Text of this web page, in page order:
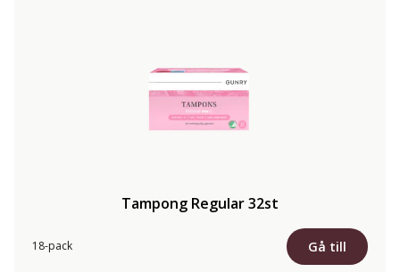
Tampong Regular 32st
18-pack Gå till